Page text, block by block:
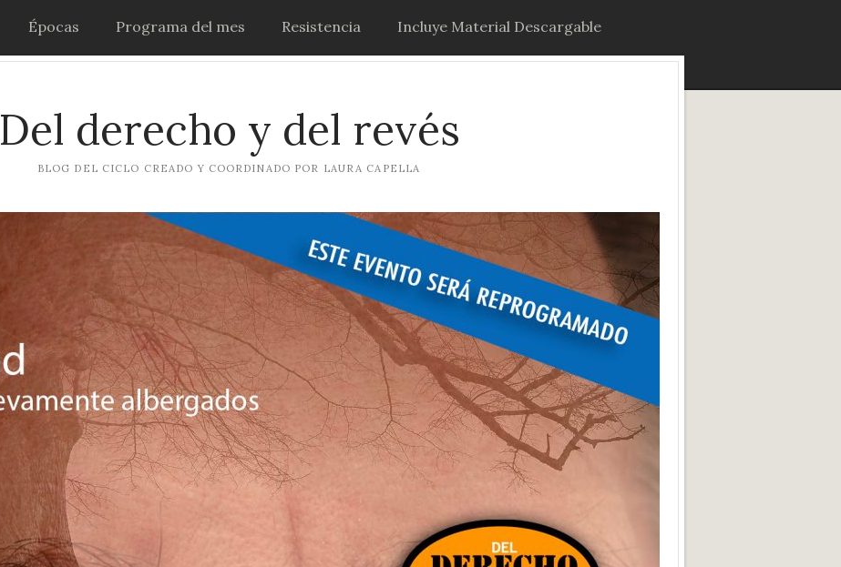
Épocas Programa del mes Resistencia Incluye Material Descargable
Del derecho y del revés
BLOG DEL CICLO CREADO Y COORDINADO POR LAURA CAPELLA